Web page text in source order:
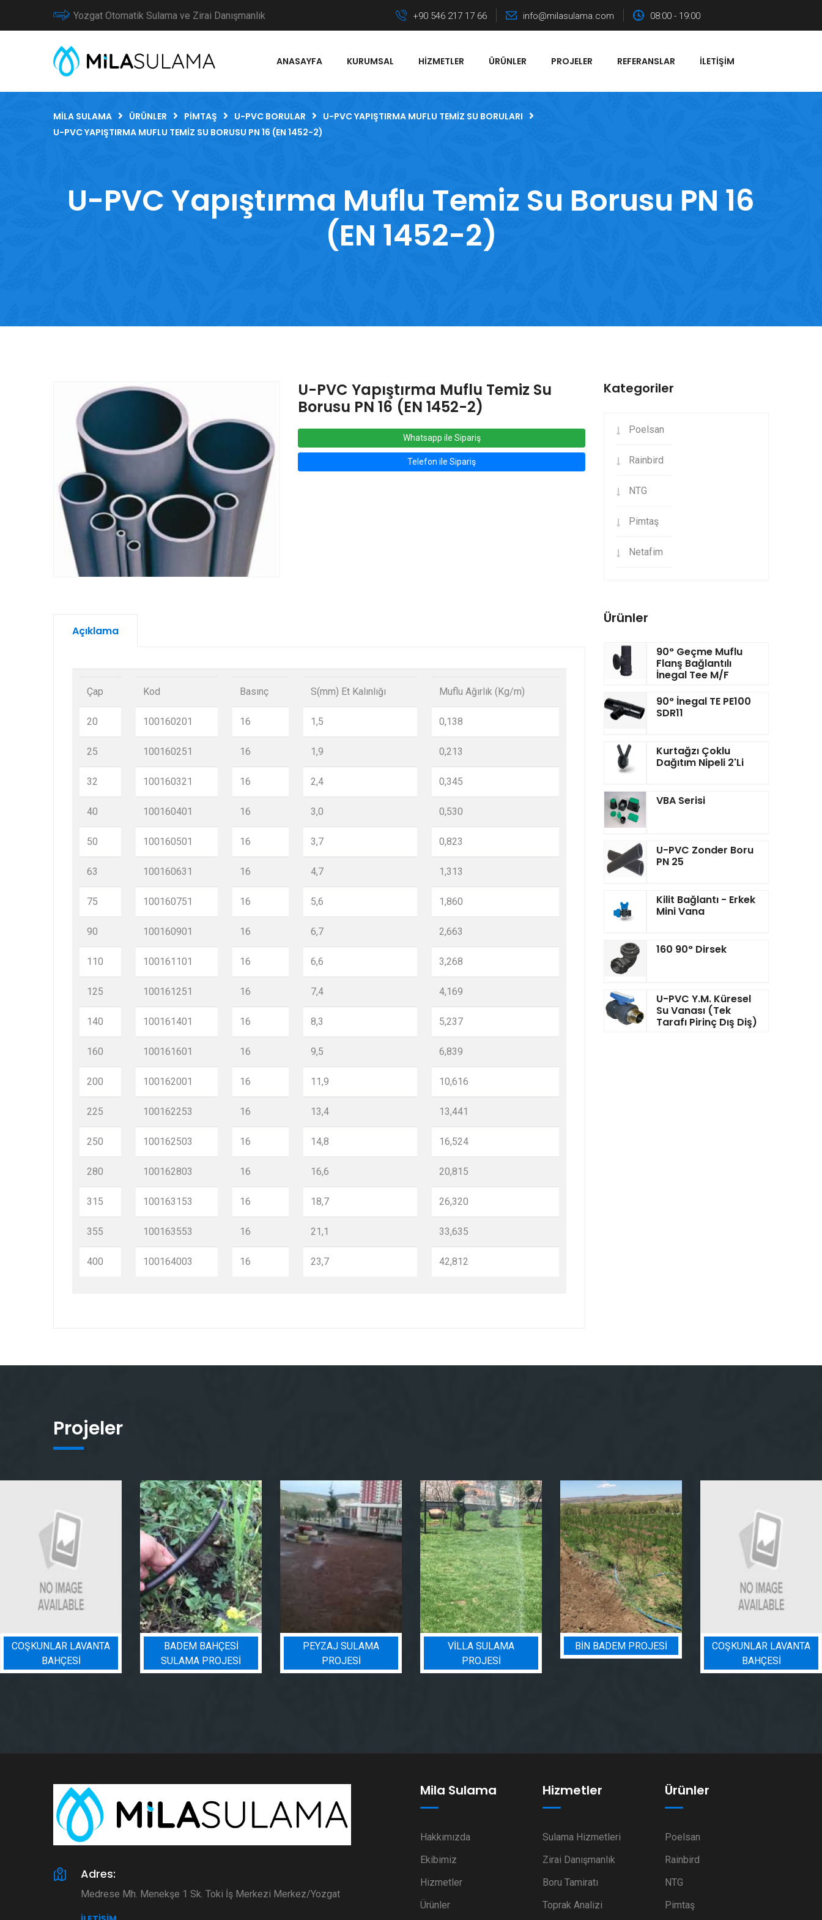
Yozgat Otomatik Sulama ve Zirai Danışmanlık +90 546 217 17 66 info@milasulama.com 08:00 - 19:00
ANASAYFA KURUMSAL HIZMETLER ÜRÜNLER PROJELER REFERANSLAR İLETIŞIM
MILA SULAMA ÜRÜNLER PIMTAŞ U-PVC BORULAR
U-PVC YAPIŞTIRMA MUFLU TEMIZ SU BORULARI
U-PVC YAPIŞTIRMA MUFLU TEMIZ SU BORUSU PN 16 (EN 1452-2)
U-PVC Yapıştırma Muflu Temiz Su Borusu PN 16
(EN 1452-2)
U-PVC Yapıştırma Muflu Temiz Su
Borusu PN 16 (EN 1452-2)
Whatsapp ile Sipariş
Telefon ile Sipariş
Açıklama
Çap
20
25
32
40
50
63
75
90
110
125
140
160
200
225
250
280
315
355
400
Kod
100160201
100160251
100160321
100160401
100160501
100160631
100160751
100160901
100161101
100161251
100161401
100161601
100162001
100162253
100162503
100162803
100163153
100163553
100164003
Basınç
16
16
16
16
16
16
16
16
16
16
16
16
16
16
16
16
16
16
16
S(mm) Et Kalınlığı
1,5
1,9
2,4
3,0
3,7
4,7
5,6
6,7
6,6
7,4
8,3
9,5
11,9
13,4
14,8
16,6
18,7
21,1
23,7
Muflu Ağırlık (Kg/m)
0,138
0,213
0,345
0,530
0,823
1,313
1,860
2,663
3,268
4,169
5,237
6,839
10,616
13,441
16,524
20,815
26,320
33,635
42,812
Kategoriler
Poelsan
Rainbird
NTG
Pimtaş
Netafim
Ürünler
90° Geçme Muflu
Flanş Bağlantılı
İnegal Tee M/F
90° İnegal TE PE100
SDR11
Kurtağzı Çoklu
Dağıtım Nipeli 2'li
VBA Serisi
U-PVC Zonder Boru
PN 25
Kilit Bağlantı - Erkek
Mini Vana
160 90° Dirsek
U-PVC Y.M. Küresel
Su Vanası (Tek
Tarafı Pirinç Dış Diş)
Projeler
BADEM BAHÇESI
SULAMA PROJESI
PEYZAJ SULAMA
PROJESI
VILLA SULAMA
PROJESI
BIN BADEM PROJESI
COŞKUNLAR LAVANTA
BAHÇESİ
BADEM BAHÇESI
SULAMA PROJESI
Adres:
Medrese Mh. Menekşe 1 Sk. Toki İş Merkezi Merkez/Yozgat
Mila Sulama
Hakkımızda
Ekibimiz
Hizmetler
Ürünler
Hizmetler
Sulama Hizmetleri
Zirai Danışmanlık
Boru Tamiratı
Toprak Analizi
Ürünler
Poelsan
Rainbird
NTG
Pimtaş